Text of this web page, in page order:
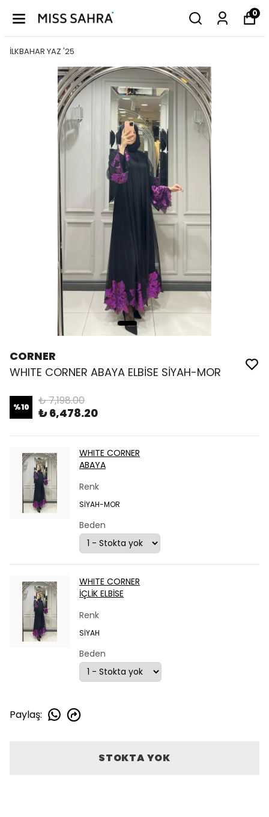
0
İLKBAHAR YAZ '25
CORNER
WHITE CORNER ABAYA ELBİSE SİYAH-MOR
%10 ₺ 7,198.00
₺ 6,478.20
WHITE CORNER
ABAYA
Renk
SİYAH-MOR
Beden
WHITE CORNER
İÇLİK ELBİSE
Renk
SİYAH
Beden
Paylaş:
STOKTA YOK